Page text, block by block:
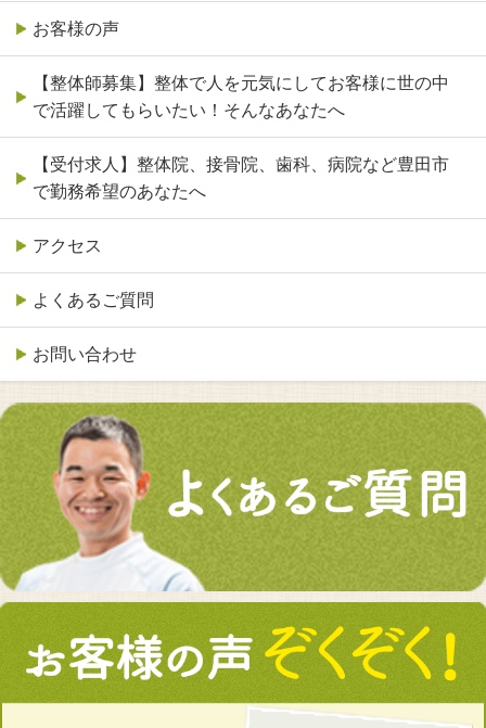
お客様の声
【整体師募集】整体で人を元気にしてお客様に世の中
で活躍してもらいたい！そんなあなたへ
【受付求人】整体院、接骨院、歯科、病院など豊田市
で勤務希望のあなたへ
アクセス
よくあるご質問
お問い合わせ